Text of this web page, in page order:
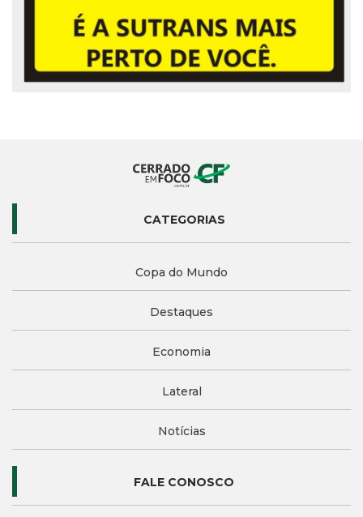
CATEGORIAS
Copa do Mundo
Destaques
Economia
Lateral
Notícias
FALE CONOSCO